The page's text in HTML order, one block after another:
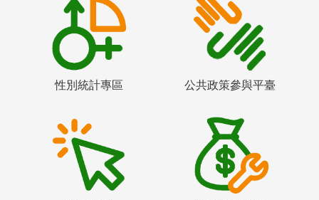
性別統計專區 公共政策參與平臺